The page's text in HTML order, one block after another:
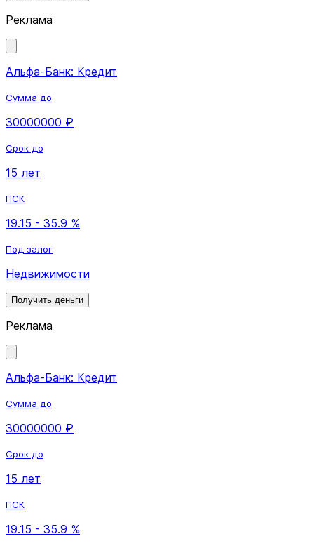
Реклама
Альфа-Банк: Кредит
Сумма до
30000000 ₽
Срок до
15 лет
ПСК
19.15 - 35.9 %
Под залог
Недвижимости
Получить деньги
Реклама
Альфа-Банк: Кредит
Сумма до
30000000 ₽
Срок до
15 лет
ПСК
19.15 - 35.9 %